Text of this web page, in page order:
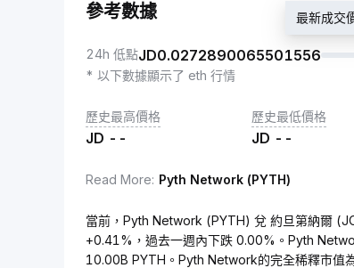
參考數據
24h 低點JD0.0272890065501556
最新成
* 以下數據顯示了 eth 行情
歷史最高價格
JD --
歷史最低價格
JD --
Read More: Pyth Network (PYTH)
當前，Pyth Network (PYTH) 兌 約旦第納爾
+0.41%，過去一週內下跌 0.00%。Pyth
10.00B PYTH。Pyth Network的完全稀釋市值